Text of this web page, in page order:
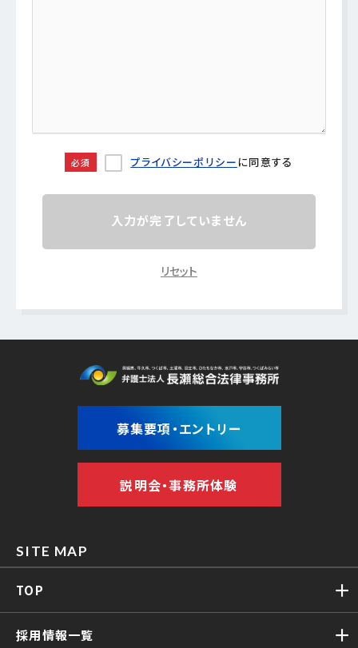
必須 プライバシーポリシーに同意する
入力が完了していません
リセット
募集要項・エントリー
説明会・事務所体験
SITE MAP
TOP
採用情報一覧